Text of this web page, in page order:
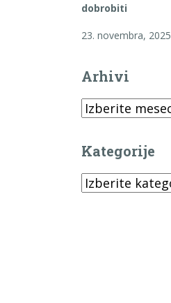
dobrobiti
23. novembra, 2025
Arhivi
Arhivi
Kategorije
Kategorije